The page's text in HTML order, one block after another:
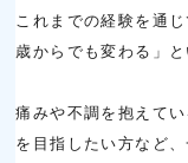
これまでの経験を通
歳からでも変わる」と
痛みや不調を抱えて
を目指したい方など